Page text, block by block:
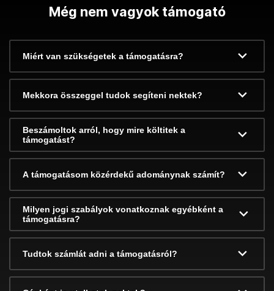
Még nem vagyok támogató
Miért van szükségetek a támogatásra?
Mekkora összeggel tudok segíteni nektek?
Beszámoltok arról, hogy mire költitek a
támogatást?
A támogatásom közérdekű adománynak számít?
Milyen jogi szabályok vonatkoznak egyébként a
támogatásra?
Tudtok számlát adni a támogatásról?